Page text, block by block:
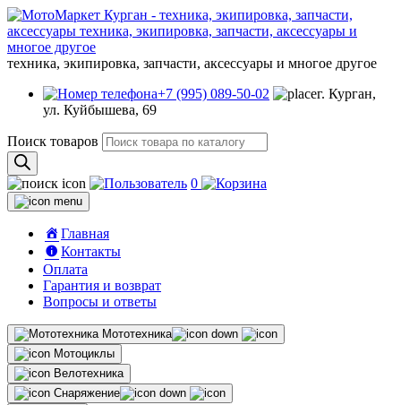
техника, экипировка, запчасти, аксессуары и многое другое
+7 (995) 089-50-02
г. Курган,
ул. Куйбышева, 69
Поиск товаров
0
Главная
Контакты
Оплата
Гарантия и возврат
Вопросы и ответы
Мототехника
Мотоциклы
Велотехника
Снаряжение